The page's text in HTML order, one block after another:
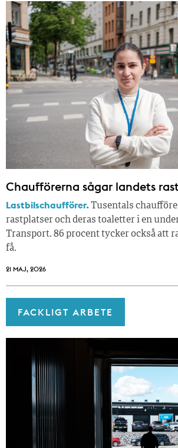
Chaufförerna sågar landets
Lastbilschaufförer.Tusentals
rastplatser och deras toaletter i en
Transport. 86 procent tycker också att
få.
21 MAJ, 2026
FACKLIGT ARBETE